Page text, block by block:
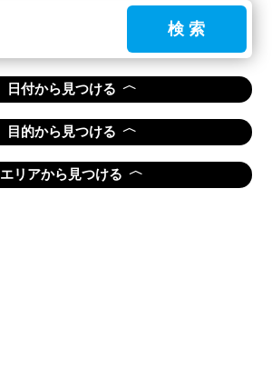
検 索
日付から見つける 〈
目的から見つける 〈
エリアから見つける 〈